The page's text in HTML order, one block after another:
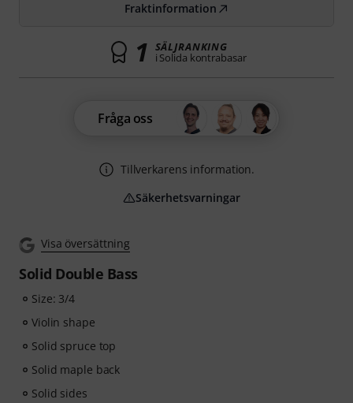
Visa översättning
Solid Double Bass
Size: 3/4
Violin shape
Solid spruce top
Solid maple back
Solid sides
Fraktinformation
1 SÄLJRANKING
i Solida kontrabasar
Fråga oss
Tillverkarens information.
Säkerhetsvarningar